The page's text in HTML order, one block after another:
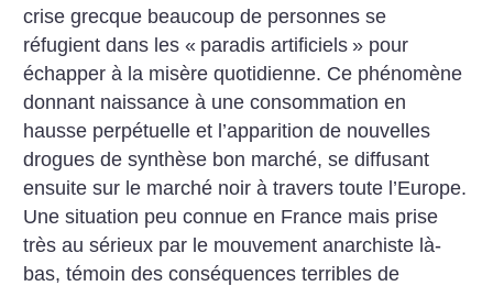
crise grecque beaucoup de personnes se
réfugient dans les « paradis artificiels » pour
échapper à la misère quotidienne. Ce phénomène
donnant naissance à une consommation en
hausse perpétuelle et l’apparition de nouvelles
drogues de synthèse bon marché, se diffusant
ensuite sur le marché noir à travers toute l’Europe.
Une situation peu connue en France mais prise
très au sérieux par le mouvement anarchiste là-
bas, témoin des conséquences terribles de